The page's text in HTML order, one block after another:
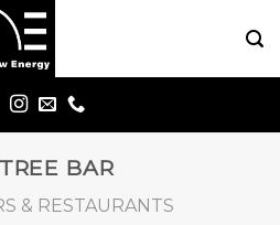
BAR
& RESTAURANTS